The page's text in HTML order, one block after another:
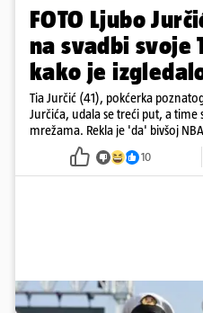
FOTO Ljubo
na svadbi svoje
kako je
Tia Jurčić (41), pokćerka
Jurčića, udala se treći put, a
mrežama. Rekla je 'da' bivšoj
snimkama i fotografijama je
10